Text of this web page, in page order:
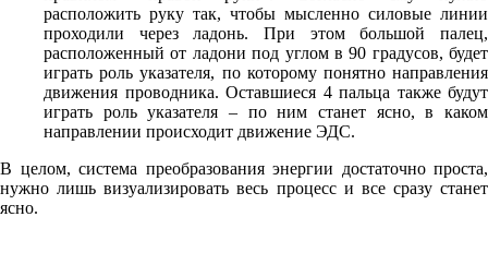
расположить руку так, чтобы мысленно силовые линии
проходили через ладонь. При этом большой палец,
расположенный от ладони под углом в 90 градусов, будет
играть роль указателя, по которому понятно направления
движения проводника. Оставшиеся 4 пальца также будут
играть роль указателя – по ним станет ясно, в каком
направлении происходит движение ЭДС.
В целом, система преобразования энергии достаточно проста,
нужно лишь визуализировать весь процесс и все сразу станет
ясно.